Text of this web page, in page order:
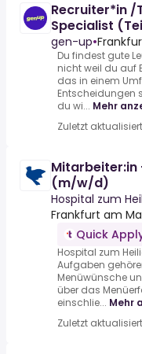
Recruiter*in /
Specialist
gen-up•
Du findest gute
nicht weil du auf
das in einem
Entscheidungen
du wi... Mehr
Zuletzt
(m/w/d)
Hospital zum
Frankfurt am
Quick
Hospital zum
Aufgaben
Menüwünsche
über das
einschlie... Mehr
Zuletzt